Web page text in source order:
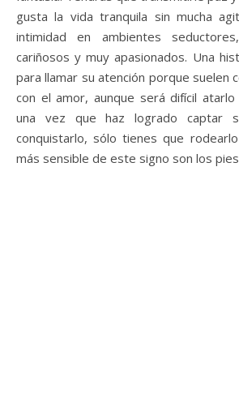
gusta la vida tranquila sin mucha
intimidad en ambientes
cariñosos y muy apasionados. Una
para llamar su atención porque suelen
con el amor, aunque será difícil
una vez que haz logrado captar
conquistarlo, sólo tienes que
más sensible de este signo son los